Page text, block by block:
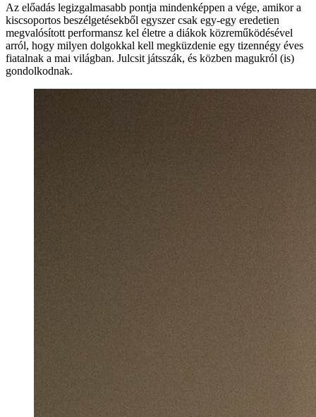
Az előadás legizgalmasabb pontja mindenképpen a vége, amikor a
kiscsoportos beszélgetésekből egyszer csak egy-egy eredetien
megvalósított performansz kel életre a diákok közreműködésével
arról, hogy milyen dolgokkal kell megküzdenie egy tizennégy éves
fiatalnak a mai világban. Julcsit játsszák, és közben magukról (is)
gondolkodnak.